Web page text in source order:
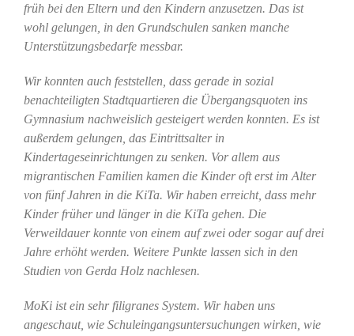
früh bei den Eltern und den Kindern anzusetzen. Das ist
wohl gelungen, in den Grundschulen sanken manche
Unterstützungsbedarfe messbar.
Wir konnten auch feststellen, dass gerade in sozial
benachteiligten Stadtquartieren die Übergangsquoten ins
Gymnasium nachweislich gesteigert werden konnten. Es ist
außerdem gelungen, das Eintrittsalter in
Kindertageseinrichtungen zu senken. Vor allem aus
migrantischen Familien kamen die Kinder oft erst im Alter
von fünf Jahren in die KiTa. Wir haben erreicht, dass mehr
Kinder früher und länger in die KiTa gehen. Die
Verweildauer konnte von einem auf zwei oder sogar auf drei
Jahre erhöht werden. Weitere Punkte lassen sich in den
Studien von Gerda Holz nachlesen.
MoKi ist ein sehr filigranes System. Wir haben uns
angeschaut, wie Schuleingangsuntersuchungen wirken, wie